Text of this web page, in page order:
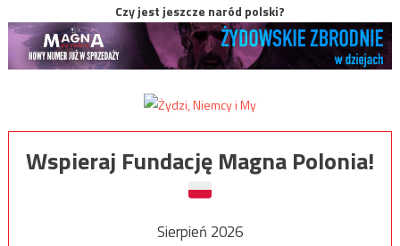
Czy jest jeszcze naród polski?
Wspieraj Fundację Magna Polonia!
Sierpień 2026